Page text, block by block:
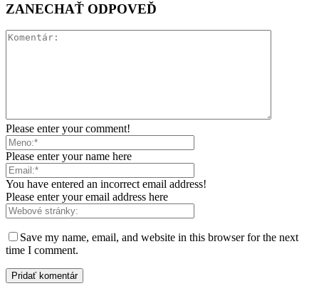
ZANECHAŤ ODPOVEĎ
Please enter your comment!
Please enter your name here
You have entered an incorrect email address!
Please enter your email address here
Save my name, email, and website in this browser for the next
time I comment.